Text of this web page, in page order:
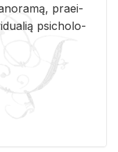
pra­ei­
psi­cho­lo­